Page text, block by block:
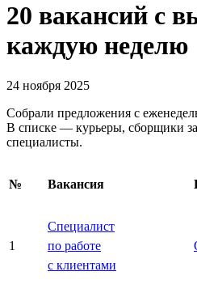
20 вакансий с
каждую неделю
24 ноября 2025
Собрали предложения с
В списке — курьеры, сборщики
специалисты.
№ Вакансия
1
Специалист
по работе
с клиентами